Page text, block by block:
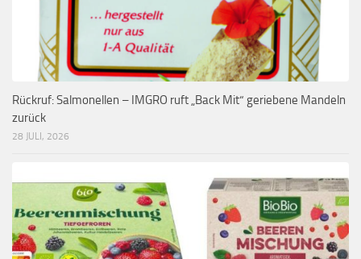
Rückruf: Salmonellen – IMGRO ruft „Back Mit“ geriebene Mandeln
zurück
28 JULI, 2026